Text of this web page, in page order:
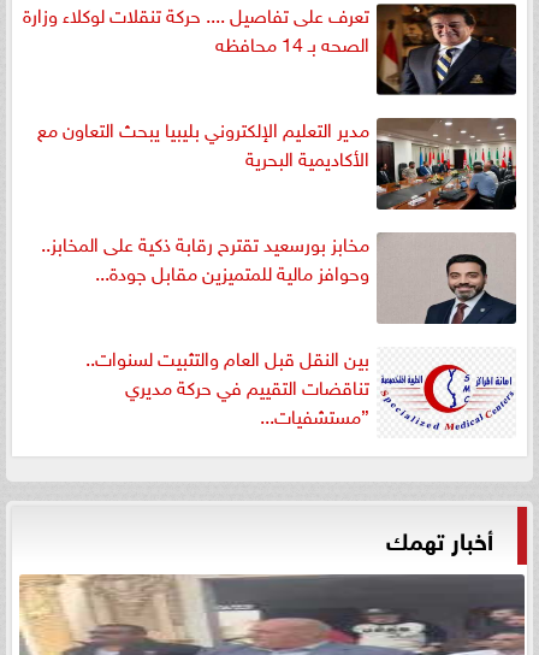
تعرف على تفاصيل .... حركة تنقلات لوكلاء وزارة
الصحه بـ 14 محافظه
مدير التعليم الإلكتروني بليبيا يبحث التعاون مع
الأكاديمية البحرية
مخابز بورسعيد تقترح رقابة ذكية على المخابز..
وحوافز مالية للمتميزين مقابل جودة...
بين النقل قبل العام والتثبيت لسنوات..
تناقضات التقييم في حركة مديري
”مستشفيات...
أخبار تهمك